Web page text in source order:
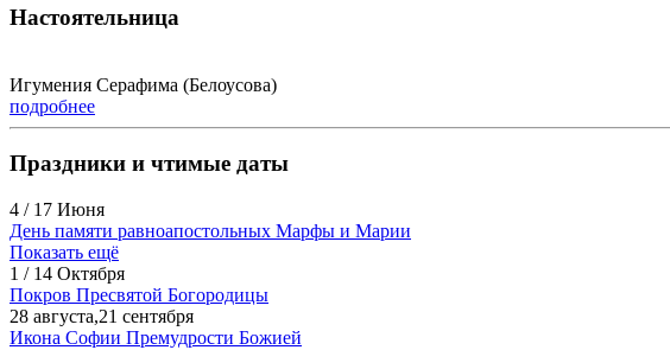
Настоятельница
Игумения Серафима (Белоусова)
подробнее
Праздники и чтимые даты
4 / 17 Июня
День памяти равноапостольных Марфы и Марии
Показать ещё
1 / 14 Октября
Покров Пресвятой Богородицы
28 августа,21 сентября
Икона Софии Премудрости Божией